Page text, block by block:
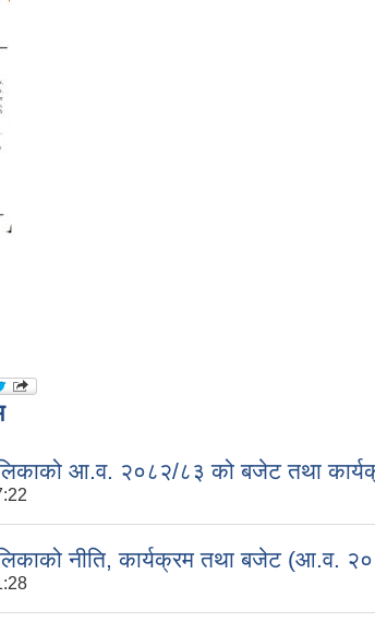
आ.व. २०८२/८३ को बजेट तथा
नीति, कार्यक्रम तथा बजेट (आ.व.